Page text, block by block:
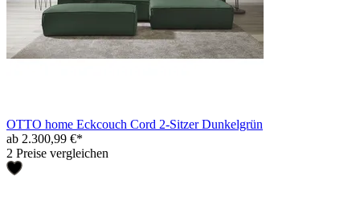
OTTO home Eckcouch Cord 2-Sitzer Dunkelgrün
ab 2.300,99 €*
2 Preise vergleichen